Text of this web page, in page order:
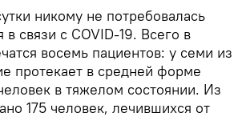
никому не потребовалась
в связи с COVID-19. Всего в
восемь пациентов: у семи из
протекает в средней форме
в тяжелом состоянии. Из
175 человек, лечившихся от